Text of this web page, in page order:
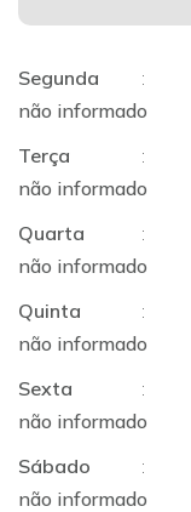
Segunda
:
não informado
Terça
:
não informado
Quarta
:
não informado
Quinta
:
não informado
Sexta
:
não informado
Sábado
:
não informado